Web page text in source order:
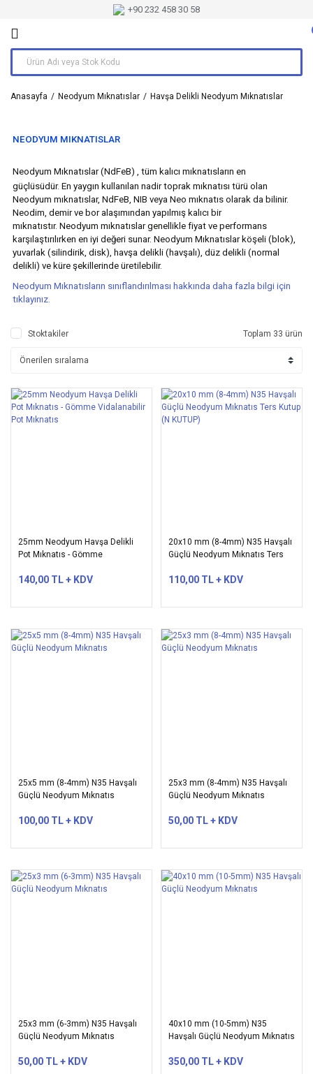
+90 232 458 30 58
Anasayfa Neodyum Mıknatıslar Havşa Delikli Neodyum Mıknatıslar
NEODYUM MIKNATISLAR
Neodyum Mıknatıslar (NdFeB) , tüm kalıcı mıknatısların en
güçlüsüdür. En yaygın kullanılan nadir toprak mıknatısı türü olan
Neodyum mıknatıslar, NdFeB, NIB veya Neo mıknatıs olarak da bilinir.
Neodim, demir ve bor alaşımından yapılmış kalıcı bir
mıknatıstır. Neodyum mıknatıslar genellikle fiyat ve performans
karşılaştırılırken en iyi değeri sunar. Neodyum Mıknatıslar köşeli (blok),
yuvarlak (silindirik, disk), havşa delikli (havşalı), düz delikli (normal
delikli) ve küre şekillerinde üretilebilir.
Neodyum Mıknatısların sınıflandırılması hakkında daha fazla bilgi için
tıklayınız.
Stoktakiler Toplam 33 ürün
25mm Neodyum Havşa Delikli
Pot Mıknatıs - Gömme
140,00 TL + KDV
20x10 mm (8-4mm) N35 Havşalı
Güçlü Neodyum Mıknatıs Ters
110,00 TL + KDV
25x5 mm (8-4mm) N35 Havşalı
Güçlü Neodyum Mıknatıs
100,00 TL + KDV
25x3 mm (8-4mm) N35 Havşalı
Güçlü Neodyum Mıknatıs
50,00 TL + KDV
25x3 mm (6-3mm) N35 Havşalı
Güçlü Neodyum Mıknatıs
50,00 TL + KDV
40x10 mm (10-5mm) N35
Havşalı Güçlü Neodyum Mıknatıs
350,00 TL + KDV